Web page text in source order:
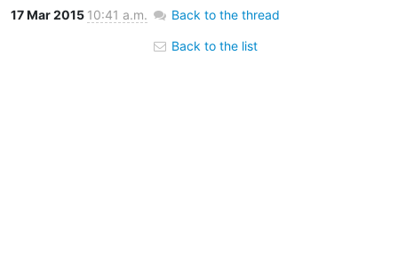
17 Mar 2015 10:41 a.m. Back to the thread
Back to the list